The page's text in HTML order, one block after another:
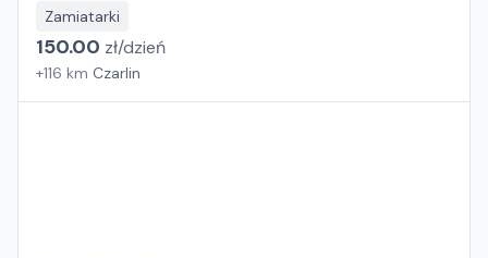
Zamiatarki
150.00 zł/dzień
+116 km Czarlin